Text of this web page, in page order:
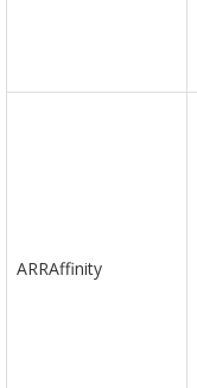
ARRAffinity